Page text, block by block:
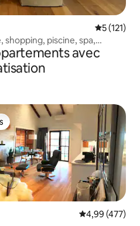
Évaluation
5 (121)
shopping, piscine, spa,
avec
plus appréciés
Évaluation
4,99 (477)